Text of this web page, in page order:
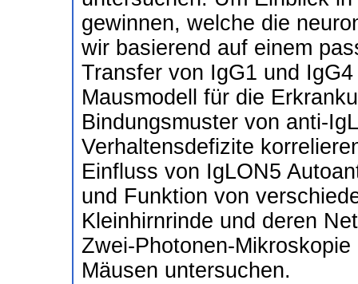
gewinnen, welche die
wir basierend auf einem
Transfer von IgG1 und
Mausmodell für die
Bindungsmuster von anti-
Verhaltensdefizite
Einfluss von IgLON5
und Funktion von
Kleinhirnrinde und deren
Zwei-Photonen-
Mäusen untersuchen.